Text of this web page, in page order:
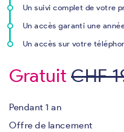
Un suivi complet de votre
Un accès garanti une
Un accès sur votre
Gratuit CHF
Pendant 1 an
Offre de lancement